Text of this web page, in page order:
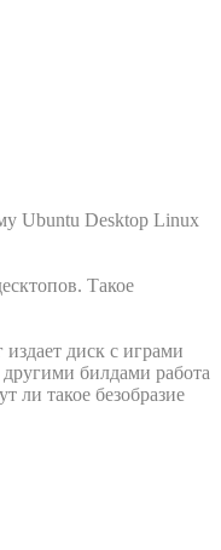
Ubuntu Desktop Linux
Такое
диск с играми
билдами работа
ли такое безобразие